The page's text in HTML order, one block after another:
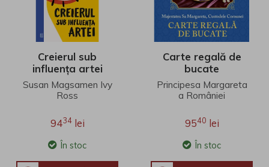
Creierul sub
influența artei
Susan Magsamen Ivy
Ross
9434lei
În stoc
Carte regală de
bucate
Principesa Margareta
a României
9540 lei
În stoc